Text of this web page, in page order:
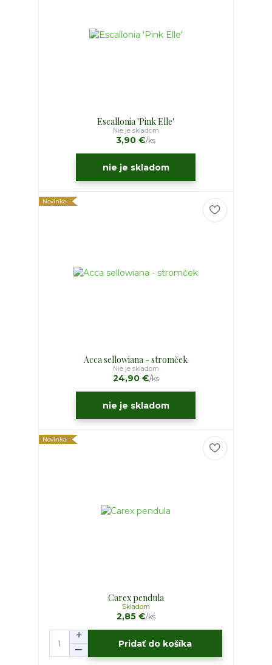
Escallonia 'Pink Elle'
3,90 €/ks
Nie je skladom
nie je skladom
Novinka
Acca sellowiana - stromček
24,90 €/ks
Nie je skladom
nie je skladom
Novinka
Carex pendula
2,85 €/ks
Skladom
Pridať do košíka